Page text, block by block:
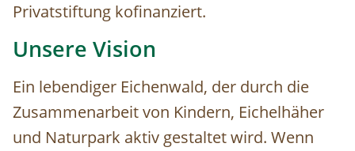
Privatstiftung kofinanziert.
Unsere Vision
Ein lebendiger Eichenwald, der durch die
Zusammenarbeit von Kindern, Eichelhäher
und Naturpark aktiv gestaltet wird. Wenn